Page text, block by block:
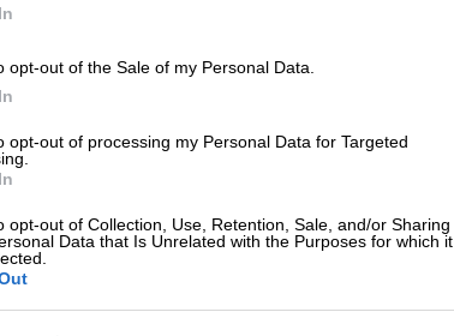
opt-out of the Sale of my Personal Data.
opt-out of processing my Personal Data for Targeted
opt-out of Collection, Use, Retention, Sale, and/or Sharing
Data that Is Unrelated with the Purposes for which it
Αυτοκίνητο έπεσε σε χαράδρα 25
δύο ανήλικα παιδιά